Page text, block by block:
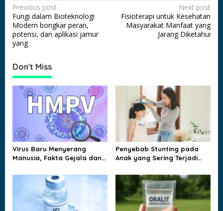
P
o
s
t
n
a
a
t
i
o
Previous post
Fungi dalam Bioteknologi
Modern bongkar peran,
potensi, dan aplikasi jamur
yang
Next post
Fisioterapi untuk Kesehatan
Masyarakat Manfaat yang
Jarang Diketahui
Don't Miss
Virus Baru Menyerang
Manusia, Fakta Gejala dan
Penyebab Stunting pada
Anak yang Sering Terjadi
Keluarga